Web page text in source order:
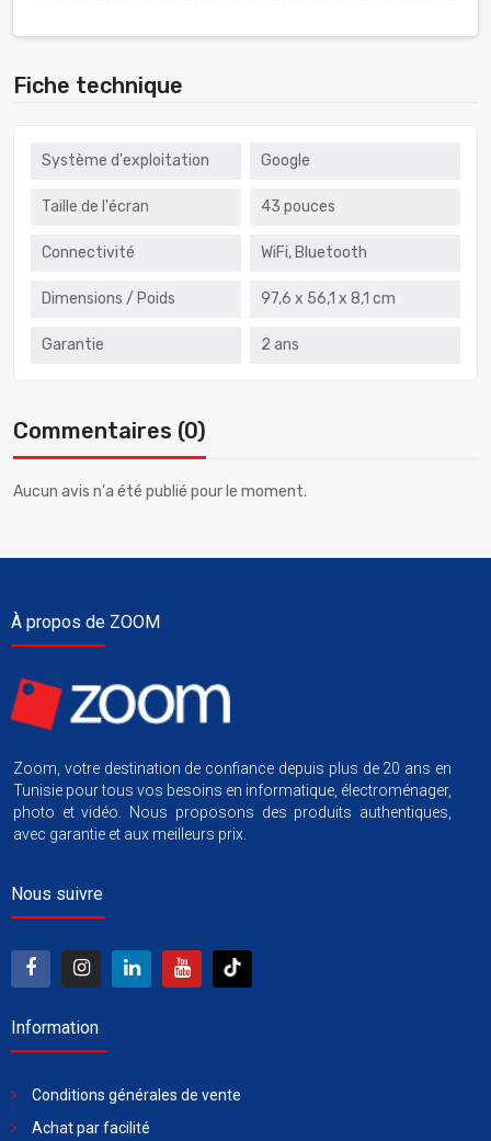
Fiche technique
Système d'exploitation Google
Taille de l'écran 43 pouces
Connectivité WiFi, Bluetooth
Dimensions / Poids 97,6 x 56,1 x 8,1 cm
Garantie 2 ans
Commentaires (0)
Aucun avis n'a été publié pour le moment.
À propos de ZOOM
Zoom, votre destination de confiance depuis plus de 20 ans en
Tunisie pour tous vos besoins en informatique, électroménager,
photo et vidéo. Nous proposons des produits authentiques,
avec garantie et aux meilleurs prix.
Nous suivre
Information
Conditions générales de vente
Achat par facilité